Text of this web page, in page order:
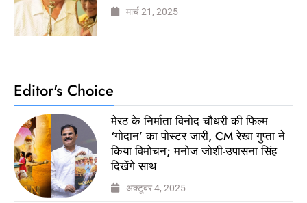
मार्च 21, 2025
Editor's Choice
मेरठ के निर्माता विनोद चौधरी की फिल्म
‘गोदान’ का पोस्टर जारी, CM रेखा गुप्ता ने
किया विमोचन; मनोज जोशी-उपासना सिंह
दिखेंगे साथ
अक्टूबर 4, 2025